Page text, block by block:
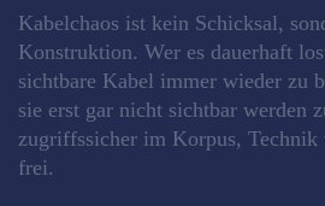
Kabelchaos ist kein Schicksal,
Konstruktion. Wer es dauerhaft
sichtbare Kabel immer wieder zu
sie erst gar nicht sichtbar werden
zugriffssicher im Korpus, Technik
frei.